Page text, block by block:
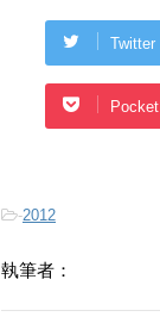
Twitter
Pocket
-2012
執筆者：